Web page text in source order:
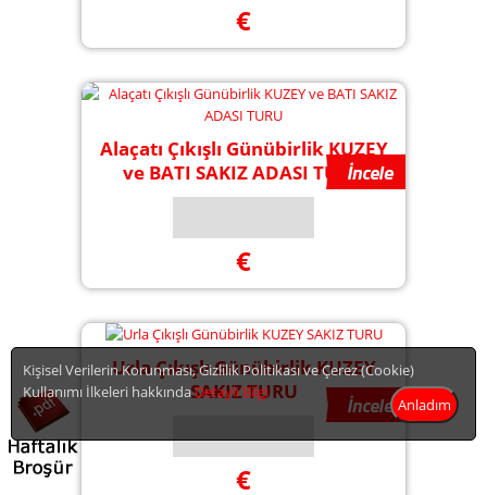
€
Alaçatı Çıkışlı Günübirlik KUZEY
ve BATI SAKIZ ADASI TURU
€
Urla Çıkışlı Günübirlik KUZEY
SAKIZ TURU
€
Kişisel Verilerin Korunması, Gizlilik Politikası ve Çerez (Cookie)
Kullanımı İlkeleri hakkındaDetaylı Bilgi
Anladım